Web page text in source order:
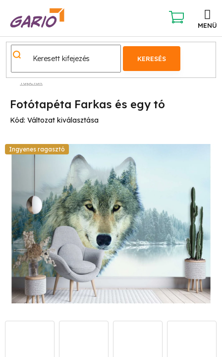
KERESÉS
KOSÁR
Tapéták
Fotótapéta Farkas és egy tó
Kód: Változat kiválasztása
Ingyenes ragasztó